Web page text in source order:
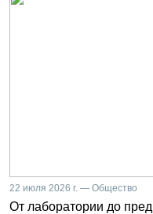
22 июля 2026 г. — Общество
От лаборатории до